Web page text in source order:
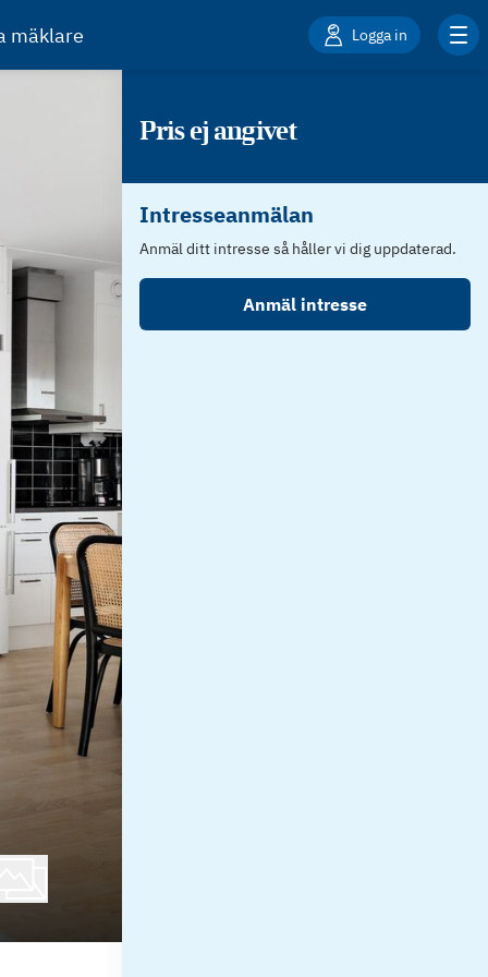
mäklare Logga in
Pris ej angivet
Intresseanmälan
Anmäl ditt intresse så håller vi dig uppdaterad.
Anmäl intresse